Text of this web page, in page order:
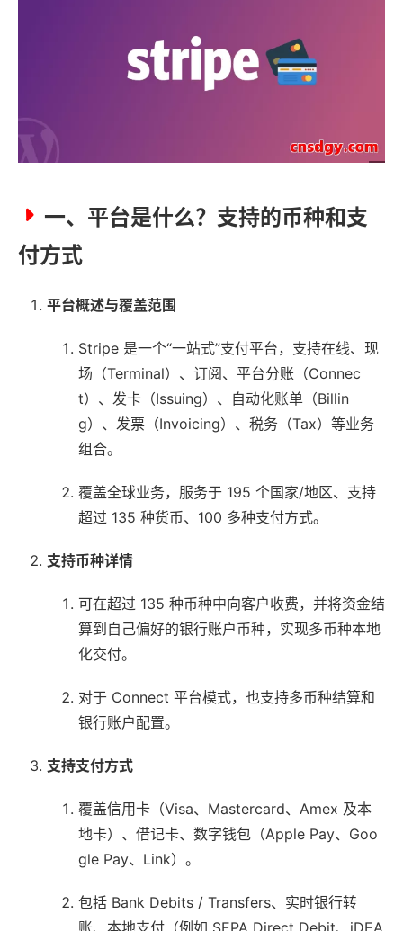
一、平台是什么？支持的币种和支
付方式
平台概述与覆盖范围
Stripe 是一个“一站式”支付平台，支持在线、现
场（Terminal）、订阅、平台分账（Connec
t）、发卡（Issuing）、自动化账单（Billin
g）、发票（Invoicing）、税务（Tax）等业务
组合。
覆盖全球业务，服务于 195 个国家/地区、支持
超过 135 种货币、100 多种支付方式。
支持币种详情
可在超过 135 种币种中向客户收费，并将资金结
算到自己偏好的银行账户币种，实现多币种本地
化交付。
对于 Connect 平台模式，也支持多币种结算和
银行账户配置。
支持支付方式
覆盖信用卡（Visa、Mastercard、Amex 及本
地卡）、借记卡、数字钱包（Apple Pay、Goo
gle Pay、Link）。
包括 Bank Debits / Transfers、实时银行转
账、本地支付（例如 SEPA Direct Debit、iDEA